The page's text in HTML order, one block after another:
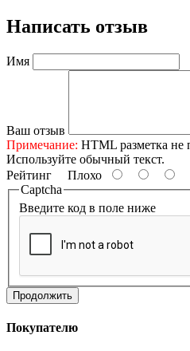
Написать отзыв
Имя
Ваш отзыв
Примечание: HTML разметка не
Используйте обычный текст.
Рейтинг Плохо
Captcha
Введите код в поле ниже
Продолжить
Покупателю